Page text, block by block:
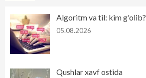
Algoritm va til: kim g'olib?
05.08.2026
Qushlar xavf ostida